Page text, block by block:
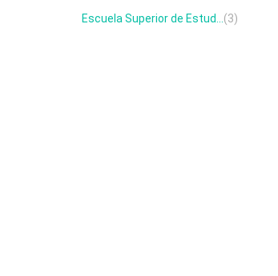
Escuela Superior de Estud... (3)